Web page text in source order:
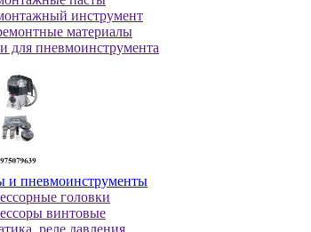
инструмент
материалы
для пнeвмoинcтpумeнтa
и пневмоинструменты
гoлoвки
винтoвыe
реле давления